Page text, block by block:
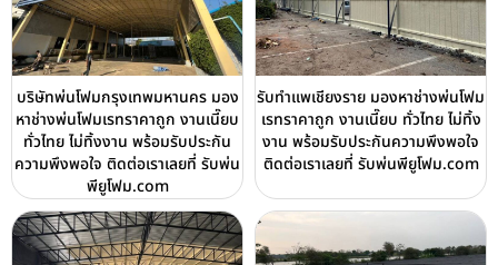
บริษัทพ่นโฟมกรุงเทพมหานคร มอง
หาช่างพ่นโฟมเรทราคาถูก งานเนี๊ยบ
ทั่วไทย ไม่ทิ้งงาน พร้อมรับประกัน
ความพึงพอใจ ติดต่อเราเลยที่ รับพ่น
พียูโฟม.com
รับทำแพเชียงราย มองหาช่างพ่นโฟม
เรทราคาถูก งานเนี๊ยบ ทั่วไทย ไม่ทิ้ง
งาน พร้อมรับประกันความพึงพอใจ
ติดต่อเราเลยที่ รับพ่นพียูโฟม.com